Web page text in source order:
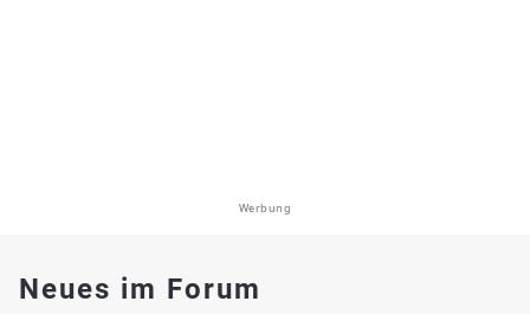
Werbung
Neues im Forum